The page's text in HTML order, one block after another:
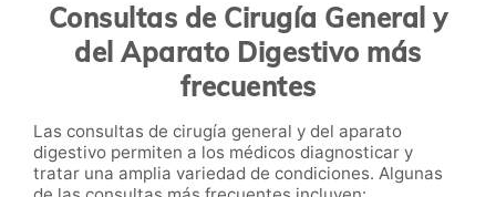
Consultas de Cirugía General y
del Aparato Digestivo más
frecuentes
Las consultas de cirugía general y del aparato
digestivo permiten a los médicos diagnosticar y
tratar una amplia variedad de condiciones. Algunas